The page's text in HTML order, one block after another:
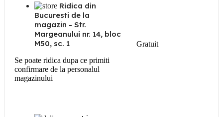
Ridica din
Bucuresti de la
magazin - Str.
Margeanului nr. 14, bloc
M50, sc. 1
Se poate ridica dupa ce primiti
confirmare de la personalul
magazinului
Gratuit